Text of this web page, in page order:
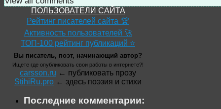
ПОЛЬЗОВАТЕЛИ САЙТА
Рейтинг писателей сайта 🏆
Активность пользователей 🚀
ТОП-100 рейтинг публикаций ⭐
Вы писатель, поэт, начинающий автор?
Ищете где опубликовать свои работы в интернете?!
carsson.ru ← публиковать прозу
StihiRu.pro ← здесь поэзия и стихи
Последние комментарии: